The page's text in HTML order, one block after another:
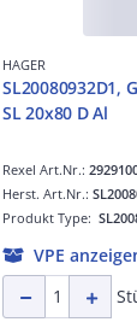
HAGER
SL20080932D1,
SL 20x80 D Al
Rexel Art.Nr.:
Produkt Type:
Herst. Art.Nr.:
VPE